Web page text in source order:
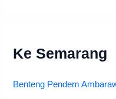
Ke Semarang
Benteng Pendem